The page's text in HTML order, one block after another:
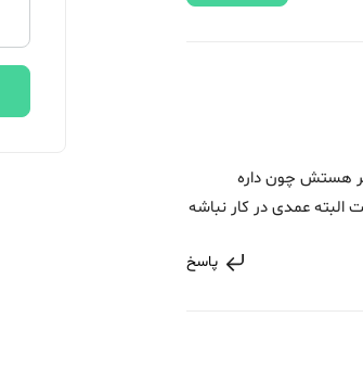
هستش چون داره
البته عمدی در کار نباشه
پاسخ